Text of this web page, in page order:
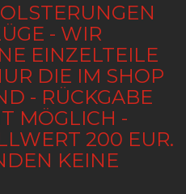
- WIR
EINZELTEILE
DIE IM SHOP
- RÜCKGABE
MÖGLICH -
200 EUR.
KEINE